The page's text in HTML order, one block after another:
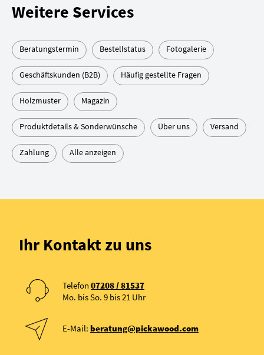
Weitere Services
Beratungstermin Bestellstatus Fotogalerie
Geschäftskunden (B2B) Häufig gestellte Fragen
Holzmuster Magazin
Produktdetails & Sonderwünsche Über uns Versand
Zahlung Alle anzeigen
Ihr Kontakt zu uns
Telefon 07208 / 81537
Mo. bis So. 9 bis 21 Uhr
E-Mail: beratung@pickawood.com